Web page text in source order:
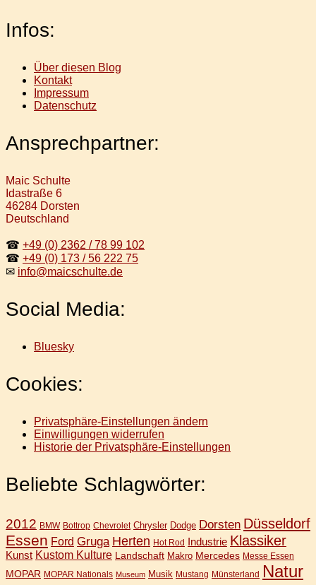
Infos:
Über diesen Blog
Kontakt
Impressum
Datenschutz
Ansprechpartner:
Maic Schulte
Idastraße 6
46284 Dorsten
Deutschland
☎ +49 (0) 2362 / 78 99 102
☎ +49 (0) 173 / 56 222 75
✉ info@maicschulte.de
Social Media:
Bluesky
Cookies:
Privatsphäre-Einstellungen ändern
Einwilligungen widerrufen
Historie der Privatsphäre-Einstellungen
Beliebte Schlagwörter:
2012 BMW Bottrop Chevrolet Chrysler Dodge Dorsten Düsseldorf
Essen Ford Gruga Herten Hot Rod Industrie Klassiker
Kunst Kustom Kulture Landschaft Makro Mercedes Messe Essen
MOPAR MOPAR Nationals Museum Musik Mustang Münsterland Natur